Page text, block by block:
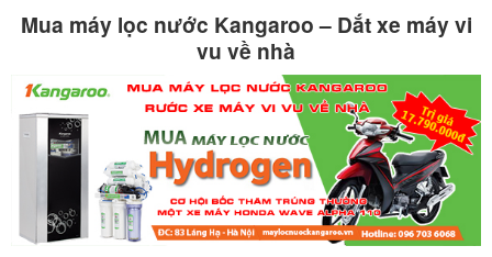
Mua máy lọc nước Kangaroo – Dắt xe máy vi
vu về nhà